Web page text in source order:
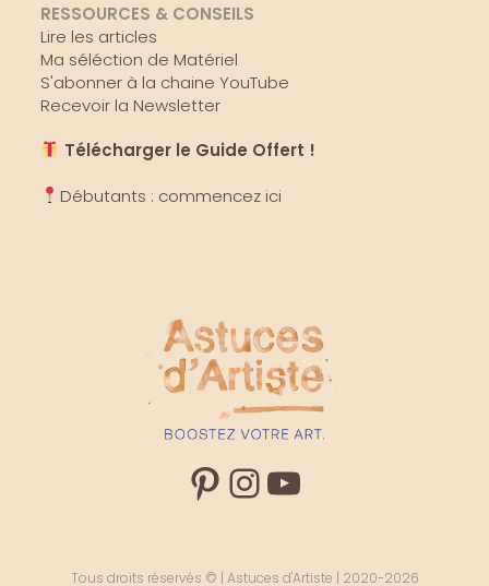
RESSOURCES & CONSEILS
Lire les articles
Ma séléction de Matériel
S'abonner à la chaine YouTube
Recevoir la Newsletter
Télécharger le Guide Offert !
Débutants : commencez ici
PinterestInstagram
YouTube
Tous droits réservés © | Astuces d'Artiste | 2020-2026